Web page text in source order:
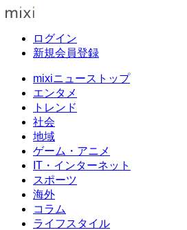
ログイン
新規会員登録
mixiニューストップ
エンタメ
トレンド
社会
地域
ゲーム・アニメ
IT・インターネット
スポーツ
海外
コラム
ライフスタイル